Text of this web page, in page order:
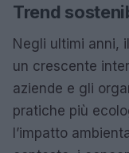
Trend
Negli ultimi anni,
un crescente
aziende e gli
pratiche più
l’impatto